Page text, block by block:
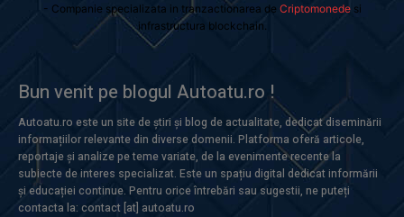
- Companie specializata in tranzactionarea de Criptomonedesi
infrastructura blockchain.
Bun venit pe blogul Autoatu.ro !
Autoatu.ro este un site de știri și blog de actualitate, dedicat diseminării
informațiilor relevante din diverse domenii. Platforma oferă articole,
reportaje și analize pe teme variate, de la evenimente recente la
subiecte de interes specializat. Este un spațiu digital dedicat informării
și educației continue. Pentru orice întrebări sau sugestii, ne puteți
contacta la: contact [at] autoatu.ro